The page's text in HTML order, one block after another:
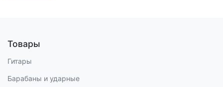
Товары
Гитары
Барабаны и ударные